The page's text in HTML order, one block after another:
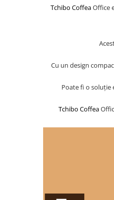
Tchibo CoffeaOffice
Cu un design
Poate fi o soluție
Tchibo Coffea